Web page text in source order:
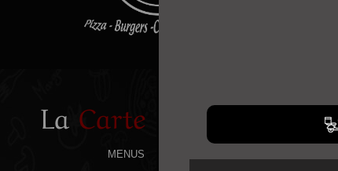
La Carte
MENUS